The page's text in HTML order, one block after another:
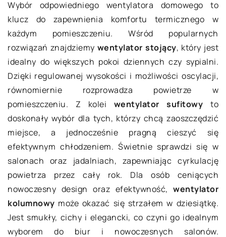
Wybór odpowiedniego wentylatora domowego to
klucz do zapewnienia komfortu termicznego w
każdym pomieszczeniu. Wśród popularnych
rozwiązań znajdziemy wentylator stojący, który jest
idealny do większych pokoi dziennych czy sypialni.
Dzięki regulowanej wysokości i możliwości oscylacji,
równomiernie rozprowadza powietrze w
pomieszczeniu. Z kolei wentylator sufitowy to
doskonały wybór dla tych, którzy chcą zaoszczędzić
miejsce, a jednocześnie pragną cieszyć się
efektywnym chłodzeniem. Świetnie sprawdzi się w
salonach oraz jadalniach, zapewniając cyrkulację
powietrza przez cały rok. Dla osób ceniących
nowoczesny design oraz efektywność, wentylator
kolumnowy może okazać się strzałem w dziesiątkę.
Jest smukły, cichy i elegancki, co czyni go idealnym
wyborem do biur i nowoczesnych salonów.